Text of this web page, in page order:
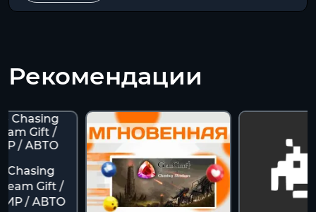
Рекомендации
Chasing
Gift /
/ АВТО